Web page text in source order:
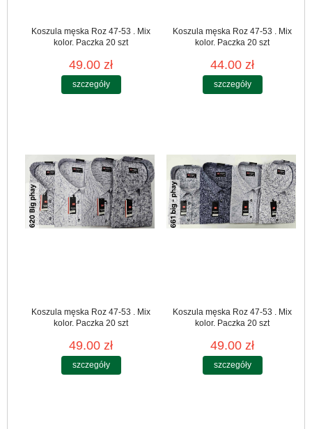
Koszula męska Roz 47-53 . Mix
kolor. Paczka 20 szt
49.00 zł
szczegóły
Koszula męska Roz 47-53 . Mix
kolor. Paczka 20 szt
44.00 zł
szczegóły
Koszula męska Roz 47-53 . Mix
kolor. Paczka 20 szt
49.00 zł
szczegóły
Koszula męska Roz 47-53 . Mix
kolor. Paczka 20 szt
49.00 zł
szczegóły